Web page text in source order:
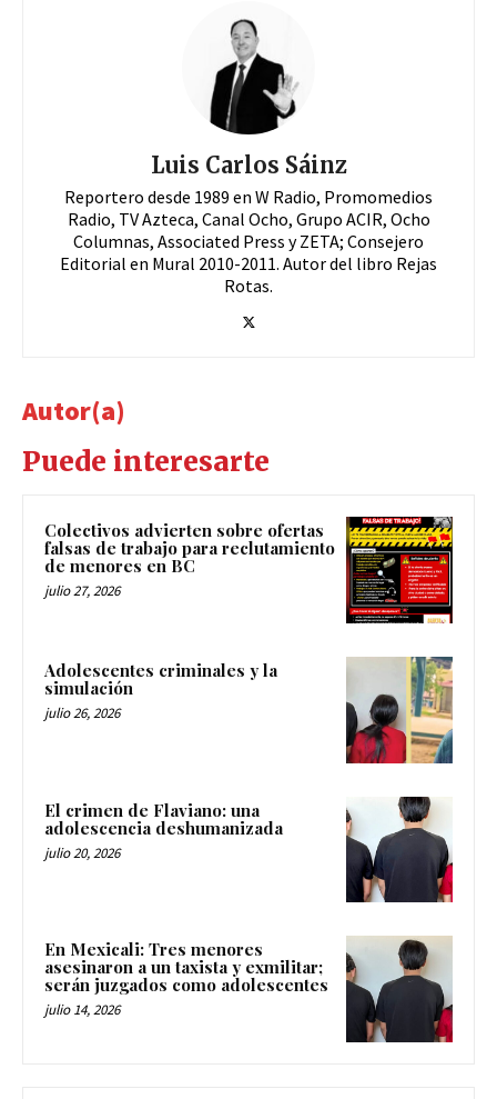
Luis Carlos Sáinz
Reportero desde 1989 en W Radio, Promomedios
Radio, TV Azteca, Canal Ocho, Grupo ACIR, Ocho
Columnas, Associated Press y ZETA; Consejero
Editorial en Mural 2010-2011. Autor del libro Rejas
Rotas.
Autor(a)
Puede interesarte
Colectivos advierten sobre ofertas
falsas de trabajo para reclutamiento
de menores en BC
julio 27, 2026
Adolescentes criminales y la
simulación
julio 26, 2026
El crimen de Flaviano: una
adolescencia deshumanizada
julio 20, 2026
En Mexicali: Tres menores
asesinaron a un taxista y exmilitar;
serán juzgados como adolescentes
julio 14, 2026